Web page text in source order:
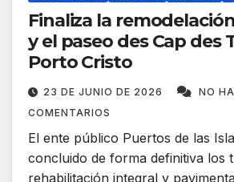
Finaliza la
y el paseo des Cap des
Porto Cristo
23 DE JUNIO DE 2026
NO
COMENTARIOS
El ente público Puertos de las
concluido de forma definitiva los
rehabilitación integral y